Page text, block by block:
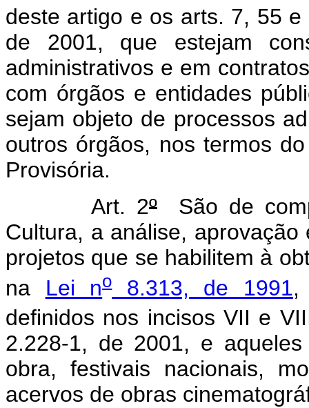
deste artigo e os arts. 7, 55
de 2001, que estejam
administrativos e em
com órgãos e entidades
sejam objeto de processos
outros órgãos, nos termos
Provisória.
Art. 2ºSão de
Cultura, a análise,
projetos que se habilitem à
na Lei no8.313, de 1991,
definidos nos incisos VII e
2.228-1, de 2001, e
obra, festivais nacionais,
acervos de obras